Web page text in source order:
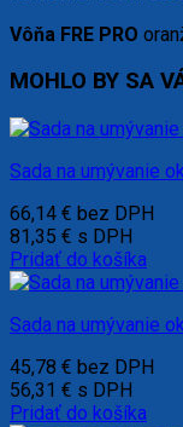
Vôňa FRE PRO
MOHLO BY SA
Sada na umývanie
66,14 € bez DPH
81,35 € s DPH
Pridať do košíka
Sada na umývanie
45,78 € bez DPH
56,31 € s DPH
Pridať do košíka